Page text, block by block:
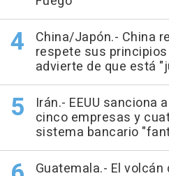
China/Japón.- China
respete sus
advierte de que está
Irán.- EEUU sanciona
cinco empresas y
sistema bancario
Guatemala.- El volcán